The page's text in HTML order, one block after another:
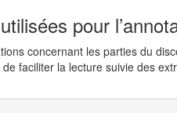
pour
concernant les parties du
faciliter la lecture suivie des